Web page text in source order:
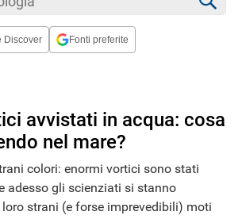
MAIL
Discover Fonti preferite
avvistati in acqua: cosa
nel mare?
colori: enormi vortici sono stati
adesso gli scienziati si stanno
strani (e forse imprevedibili) moti